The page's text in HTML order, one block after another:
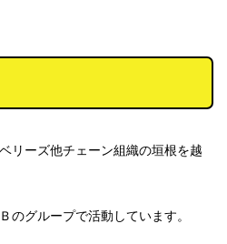
リーズ他チェーン組織の垣根を越
のグループで活動しています。